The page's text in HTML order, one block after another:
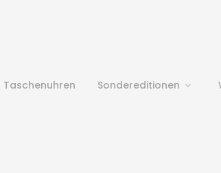
Taschenuhren Sondereditionen